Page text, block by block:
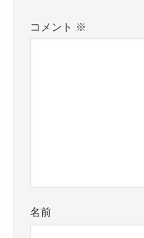
コメント ※
名前